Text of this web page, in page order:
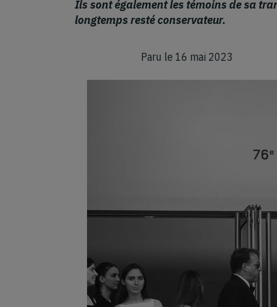
Ils sont également les témoins de sa
longtemps resté conservateur.
Paru le 16 mai 2023